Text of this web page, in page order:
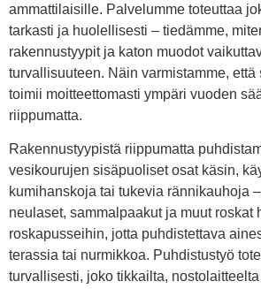
ammattilaisille. Palvelumme toteuttaa
tarkasti ja huolellisesti – tiedämme,
rakennustyypit ja katon muodot
turvallisuuteen. Näin varmistamme,
toimii moitteettomasti ympäri vuoden
riippumatta.
Rakennustyypistä riippumatta
vesikourujen sisäpuoliset osat käsin,
kumihanskoja tai tukevia rännikauhoja
neulaset, sammalpaakut ja muut roskat
roskapusseihin, jotta puhdistettava
terassia tai nurmikkoa. Puhdistustyö
turvallisesti, joko tikkailta,